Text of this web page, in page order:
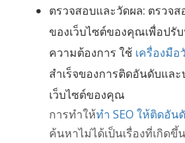
ตรวจสอบและวัดผล: ตรวจ
ของเว็บไซต์ของคุณเพื่อปรั
ความต้องการ ใช้ เครื่องมือ
สำเร็จของการติดอันดับแล
เว็บไซต์ของคุณ
การทำให้ทำ SEO ให้ติดอัน
ค้นหาไม่ได้เป็นเรื่องที่เกิดขึ้